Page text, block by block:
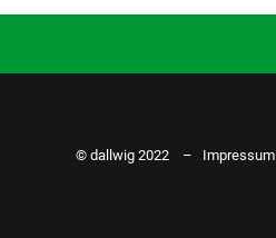
© dallwig 2022 – Impressum